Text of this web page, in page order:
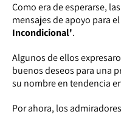
Como era de esperarse,
mensajes de apoyo para
Incondicional'.
Algunos de ellos
buenos deseos para una
su nombre en tendencia
Por ahora, los